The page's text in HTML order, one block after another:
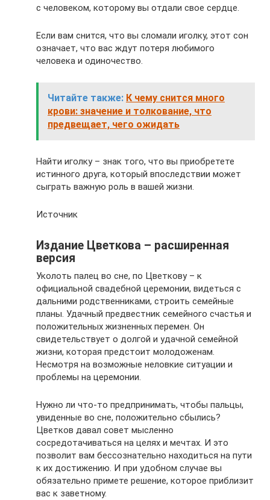
с человеком, которому вы отдали свое сердце.
Если вам снится, что вы сломали иголку, этот сон
означает, что вас ждут потеря любимого
человека и одиночество.
Читайте также: К чему снится много
крови: значение и толкование, что
предвещает, чего ожидать
Найти иголку – знак того, что вы приобретете
истинного друга, который впоследствии может
сыграть важную роль в вашей жизни.
Источник
Издание Цветкова – расширенная
версия
Уколоть палец во сне, по Цветкову – к
официальной свадебной церемонии, видеться с
дальними родственниками, строить семейные
планы. Удачный предвестник семейного счастья и
положительных жизненных перемен. Он
свидетельствует о долгой и удачной семейной
жизни, которая предстоит молодоженам.
Несмотря на возможные неловкие ситуации и
проблемы на церемонии.
Нужно ли что-то предпринимать, чтобы пальцы,
увиденные во сне, положительно сбылись?
Цветков давал совет мысленно
сосредотачиваться на целях и мечтах. И это
позволит вам бессознательно находиться на пути
к их достижению. И при удобном случае вы
обязательно примете решение, которое приблизит
вас к заветному.